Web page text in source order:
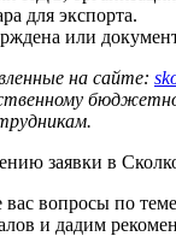
для экспорта.
или
на сайте:
заявки в
вопросы по
и дадим